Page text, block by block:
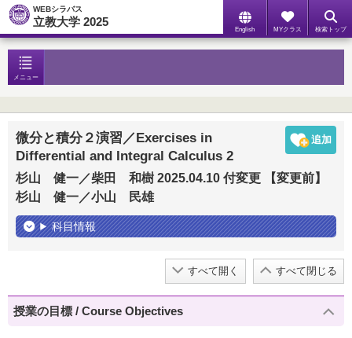
WEBシラバス
立教大学 2025
English MYクラス 検索トップ
メニュー
微分と積分２演習／Exercises in
Differential and Integral Calculus 2
杉山 健一／柴田 和樹 2025.04.10 付変更 【変更前】
杉山 健一／小山 民雄
科目情報
すべて開く すべて閉じる
授業の目標 / Course Objectives